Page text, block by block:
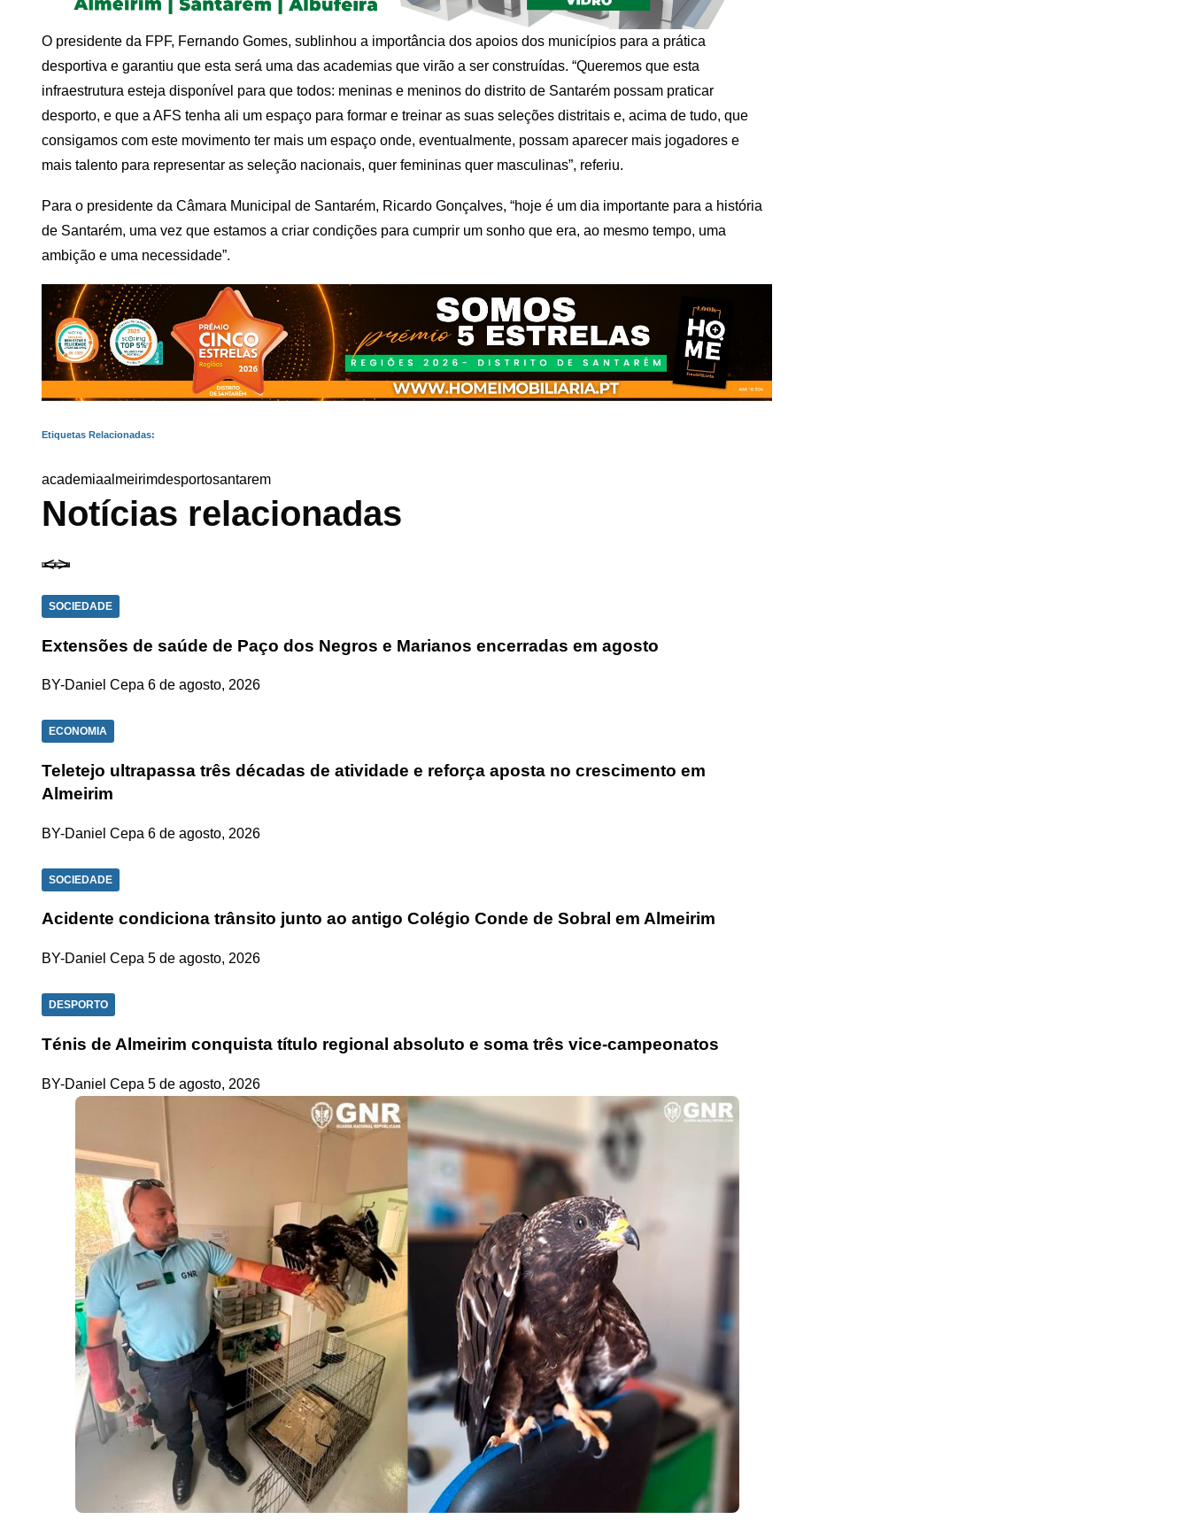
O presidente da FPF, Fernando Gomes, sublinhou a importância dos apoios dos municípios para a prática
desportiva e garantiu que esta será uma das academias que virão a ser construídas. “Queremos que esta
infraestrutura esteja disponível para que todos: meninas e meninos do distrito de Santarém possam praticar
desporto, e que a AFS tenha ali um espaço para formar e treinar as suas seleções distritais e, acima de tudo, que
consigamos com este movimento ter mais um espaço onde, eventualmente, possam aparecer mais jogadores e
mais talento para representar as seleção nacionais, quer femininas quer masculinas”, referiu.
Para o presidente da Câmara Municipal de Santarém, Ricardo Gonçalves, “hoje é um dia importante para a história
de Santarém, uma vez que estamos a criar condições para cumprir um sonho que era, ao mesmo tempo, uma
ambição e uma necessidade”.
Etiquetas Relacionadas:
academiaalmeirimdesportosantarem
Notícias relacionadas
SOCIEDADE
Extensões de saúde de Paço dos Negros e Marianos encerradas em agosto
BY-Daniel Cepa 6 de agosto, 2026
ECONOMIA
Teletejo ultrapassa três décadas de atividade e reforça aposta no crescimento em
Almeirim
BY-Daniel Cepa 6 de agosto, 2026
SOCIEDADE
Acidente condiciona trânsito junto ao antigo Colégio Conde de Sobral em Almeirim
BY-Daniel Cepa 5 de agosto, 2026
DESPORTO
Ténis de Almeirim conquista título regional absoluto e soma três vice-campeonatos
BY-Daniel Cepa 5 de agosto, 2026